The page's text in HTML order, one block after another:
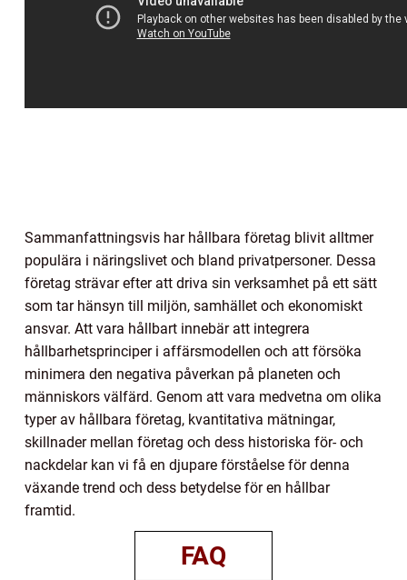
Sammanfattningsvis har hållbara företag blivit alltmer
populära i näringslivet och bland privatpersoner. Dessa
företag strävar efter att driva sin verksamhet på ett sätt
som tar hänsyn till miljön, samhället och ekonomiskt
ansvar. Att vara hållbart innebär att integrera
hållbarhetsprinciper i affärsmodellen och att försöka
minimera den negativa påverkan på planeten och
människors välfärd. Genom att vara medvetna om olika
typer av hållbara företag, kvantitativa mätningar,
skillnader mellan företag och dess historiska för- och
nackdelar kan vi få en djupare förståelse för denna
växande trend och dess betydelse för en hållbar
framtid.
FAQ